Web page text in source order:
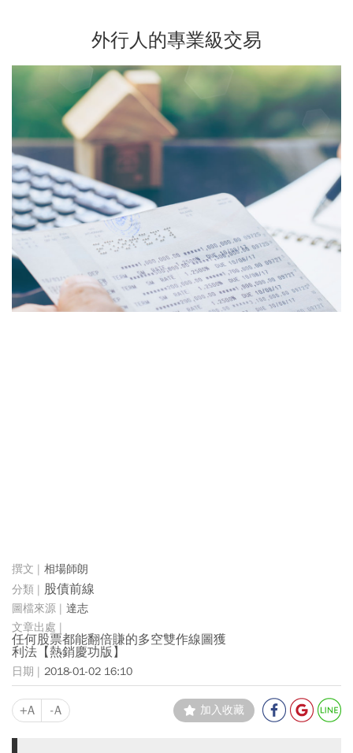
外行人的專業級交易
相場師朗
股債前線
達志
任何股票都能翻倍賺的多空雙作線圖獲
利法【熱銷慶功版】
2018-01-02 16:10
+A -A 加入收藏